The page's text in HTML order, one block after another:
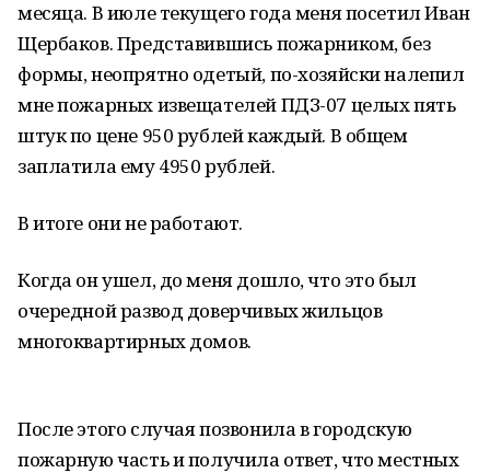
месяца. В июле текущего года меня посетил Иван
Щербаков. Представившись пожарником, без
формы, неопрятно одетый, по-хозяйски налепил
мне пожарных извещателей ПДЗ-07 целых пять
штук по цене 950 рублей каждый. В общем
заплатила ему 4950 рублей.
В итоге они не работают.
Когда он ушел, до меня дошло, что это был
очередной развод доверчивых жильцов
многоквартирных домов.
После этого случая позвонила в городскую
пожарную часть и получила ответ, что местных